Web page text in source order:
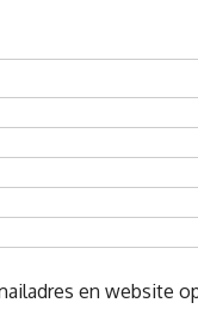
en website